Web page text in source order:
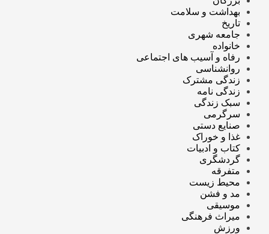
بهداشت و سلامت
تاریخ
جامعه شهری
خانواده
رفاه و آسیب های اجتماعی
روانشناسی
زندگی مشترک
زندگی نامه
سبک زندگی
سرگرمی
صنایع دستی
غذا و خوراک
کتاب و ادبیات
گردشگری
متفرقه
محیط زیست
مد و فشن
موسیقی
میراث فرهنگی
ورزش